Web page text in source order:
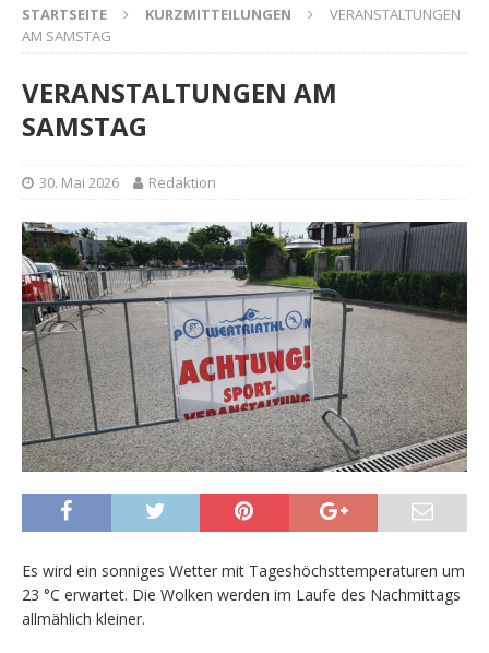
STARTSEITE KURZMITTEILUNGEN
VERANSTALTUNGEN
AM SAMSTAG
VERANSTALTUNGEN AM
SAMSTAG
30. Mai 2026 Redaktion
Es wird ein sonniges Wetter mit Tageshöchsttemperaturen um
23 °C erwartet. Die Wolken werden im Laufe des Nachmittags
allmählich kleiner.